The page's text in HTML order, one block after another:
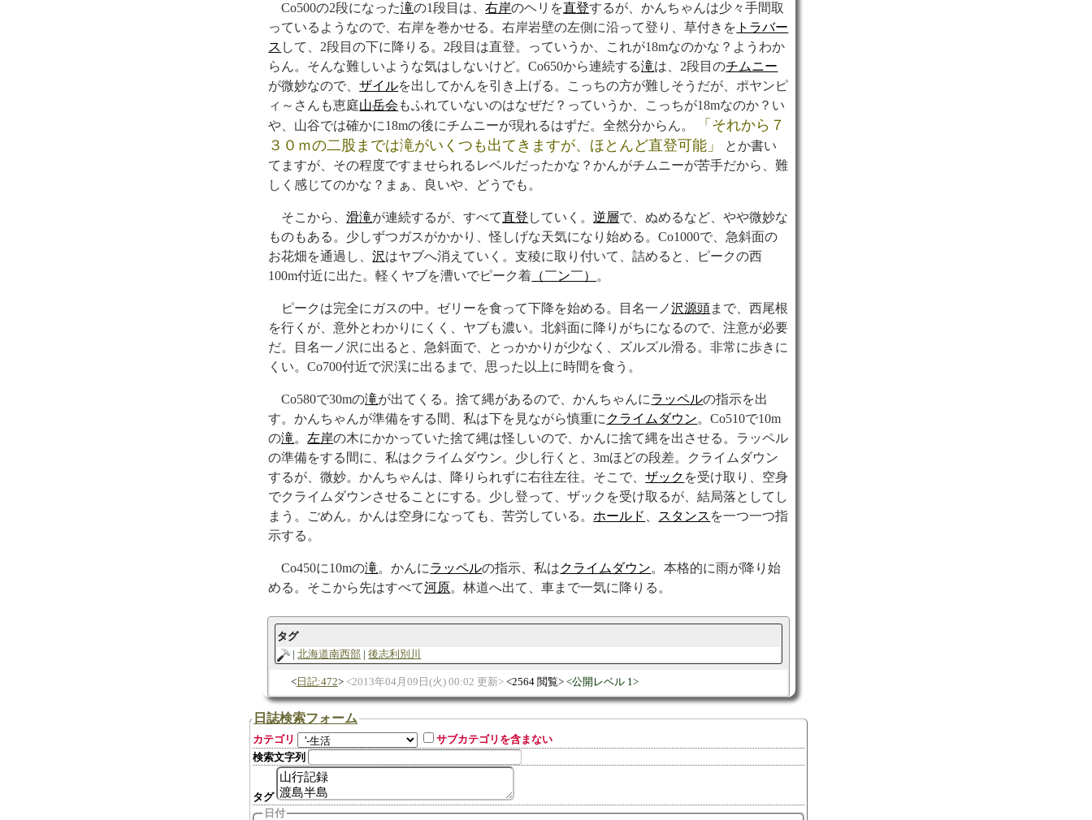
Co500の2段になった滝の1段目は、右岸のヘリを直登するが、かんちゃんは少々手間取
っているようなので、右岸を巻かせる。右岸岩壁の左側に沿って登り、草付きを トラバー
ス して、2段目の下に降りる。2段目は直登。っていうか、これが18mなのかな？ようわか
らん。そんな難しいような気はしないけど。Co650から連続する滝は、2段目のチムニー
が微妙なので、ザイルを出してかんを引き上げる。こっちの方が難しそうだが、ポヤンピ
ィ～さんも恵庭山岳会 もふれていないのはなぜだ？っていうか、こっちが18mなのか？い
や、山谷では確かに18mの後にチムニーが現れるはずだ。全然分からん。
それから７
３０ｍの二股までは滝がいくつも出てきますが、ほとんど直登可能
とか書い
てますが、その程度ですませられるレベルだったかな？かんがチムニーが苦手だから、難
しく感じてのかな？まぁ、良いや、どうでも。
そこから、滑滝が連続するが、すべて直登 していく。逆層で、ぬめるなど、やや微妙な
ものもある。少しずつガスがかかり、怪しげな天気になり始める。Co1000で、急斜面の
お花畑を通過し、沢はヤブへ消えていく。支稜に取り付いて、詰めると、ピークの西
100m付近に出た。軽くヤブを漕いでピーク着 （￣ン￣） 。
ピークは完全にガスの中。ゼリーを食って下降を始める。目名一ノ沢源頭まで、西尾根
を行くが、意外とわかりにくく、ヤブも濃い。北斜面に降りがちになるので、注意が必要
だ。目名一ノ沢に出ると、急斜面で、とっかかりが少なく、ズルズル滑る。非常に歩きに
くい。Co700付近で沢渓に出るまで、思った以上に時間を食う。
Co580で30mの滝が出てくる。捨て縄があるので、かんちゃんにラッペルの指示を出
す。かんちゃんが準備をする間、私は下を見ながら慎重に クライムダウン。Co510で10m
の滝。 左岸の木にかかっていた捨て縄は怪しいので、かんに捨て縄を出させる。ラッペル
の準備をする間に、私はクライムダウン。少し行くと、3mほどの段差。クライムダウン
するが、微妙。かんちゃんは、降りられずに右往左往。そこで、ザック を受け取り、空身
でクライムダウンさせることにする。少し登って、ザックを受け取るが、結局落としてし
まう。ごめん。かんは空身になっても、苦労している。 ホールド スタンス を一つ一つ指
示する。
Co450に10mの滝。かんにラッペルの指示、私はクライムダウン。本格的に雨が降り始
める。そこから先はすべて河原。林道へ出て、車まで一気に降りる。
タグ
北海道南西部
後志利別川
日記:472 2013年04月09日(火) 00:02 更新 2564 閲覧 公開レベル 1
日誌検索フォーム
カテゴリ
サブカテゴリを含まない
検索文字列
タグ
日付